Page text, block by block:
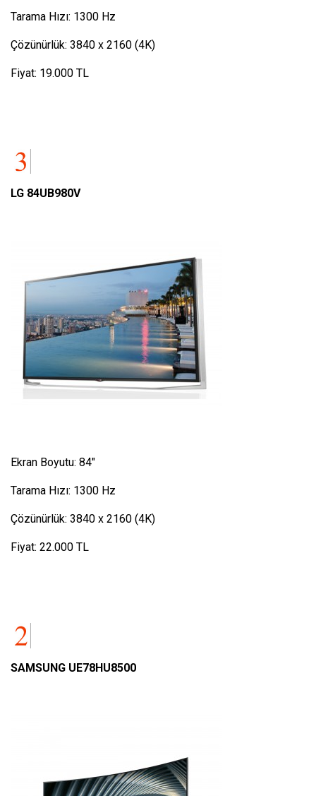
Tarama Hızı: 1300 Hz
Çözünürlük: 3840 x 2160 (4K)
Fiyat: 19.000 TL
LG 84UB980V
Ekran Boyutu: 84″
Tarama Hızı: 1300 Hz
Çözünürlük: 3840 x 2160 (4K)
Fiyat: 22.000 TL
SAMSUNG UE78HU8500